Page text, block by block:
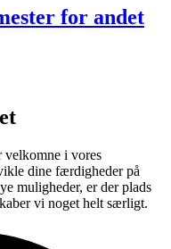
for andet
velkomne i vores
dine færdigheder på
muligheder, er der plads
vi noget helt særligt.